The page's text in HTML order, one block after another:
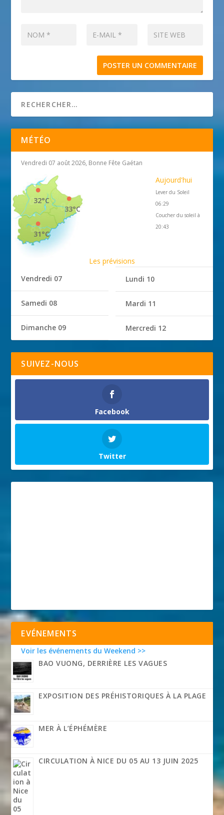
MÉTÉO
Vendredi 07 août 2026, Bonne Fête Gaétan
33°C
32°C
31°C
Aujourd'hui
Lever du Soleil
06:29
Coucher du soleil à
20:43
Les prévisions
Vendredi 07
Samedi 08
Dimanche 09
Lundi 10
Mardi 11
Mercredi 12
SUIVEZ-NOUS
Facebook
Twitter
EVÉNEMENTS
Voir les événements du Weekend >>
BAO VUONG, DERRIÈRE LES VAGUES
EXPOSITION DES PRÉHISTORIQUES À LA PLAGE
MER À L’ÉPHÉMÈRE
CIRCULATION À NICE DU 05 AU 13 JUIN 2025